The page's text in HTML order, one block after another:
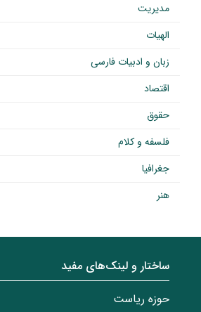
مدیریت
الهیات
زبان و ادبیات فارسی
اقتصاد
حقوق
فلسفه و کلام
جغرافیا
هنر
ساختار‌‌ و‌‌ لینک‌های مفید
حوزه ریاست